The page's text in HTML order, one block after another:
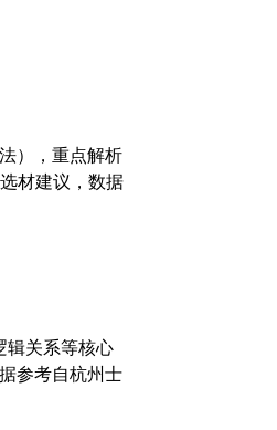
），重点解析
材建议，数据
辑关系等核心
参考自杭州士